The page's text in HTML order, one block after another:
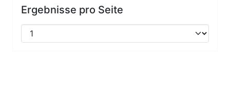
Ergebnisse pro Seite